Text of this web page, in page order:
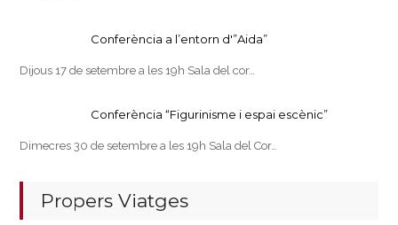
Conferència a l’entorn d'”Aida”
Dijous 17 de setembre a les 19h Sala del cor…
Conferència “Figurinisme i espai escènic”
Dimecres 30 de setembre a les 19h Sala del Cor…
Propers Viatges